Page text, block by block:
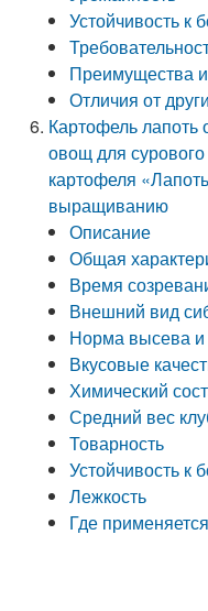
Устойчивость к
Преимущества и
Отличия от
Картофель лапоть
овощ для
картофеля
выращиванию
Описание
Общая
Время
Внешний вид
Норма высева и
Вкусовые
Химический
Средний вес
Товарность
Устойчивость к
Лежкость
Где